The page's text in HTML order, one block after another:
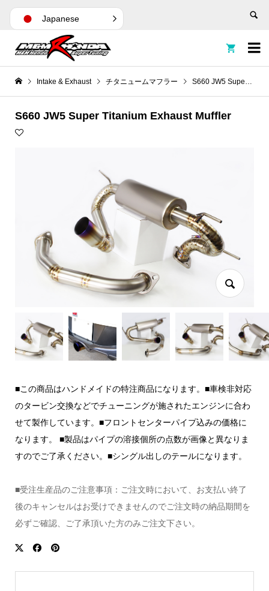


Intake & Exhaust チタニュームマフラー S660 JW5 Super Titanium Exhaust Muffler
S660 JW5 Super Titanium Exhaust Muffler
■この商品はハンドメイドの特注商品になります。■車検非対応
のタービン交換などでチューニングが施されたエンジンに合わ
せて製作しています。■フロントセンターパイプ込みの価格に
なります。 ■製品はパイプの溶接個所の点数が画像と異なりま
すのでご了承ください。■シングル出しのテールになります。
■受注生産品のご注意事項：ご注文時において、お支払い終了
後のキャンセルはお受けできませんのでご注文時の納品期間を
必ずご確認、ご了承頂いた方のみご注文下さい。
Japanese